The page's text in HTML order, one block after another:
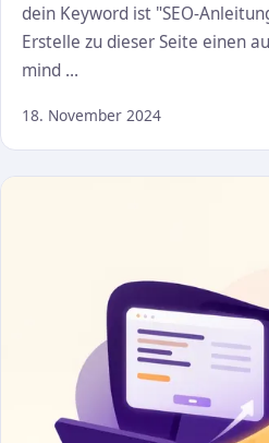
dein Keyword ist "SEO-
Erstelle zu dieser Seite einen
mind …
18. November 2024